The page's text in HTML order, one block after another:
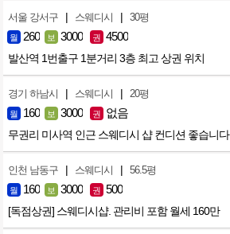
서울 강서구 | 스웨디시 | 30평
월 260 보 3000 권 4500
발산역 1번출구 1분거리 3층 최고 상권 위치
경기 하남시 | 스웨디시 | 20평
월 160 보 3000 권 없음
무권리 미사역 인근 스웨디시 샵 컨디션 좋습니다
인천 남동구 | 스웨디시 | 56.5평
월 160 보 3000 권 500
[독점상권] 스웨디시샵. 관리비 포함 월세 160만